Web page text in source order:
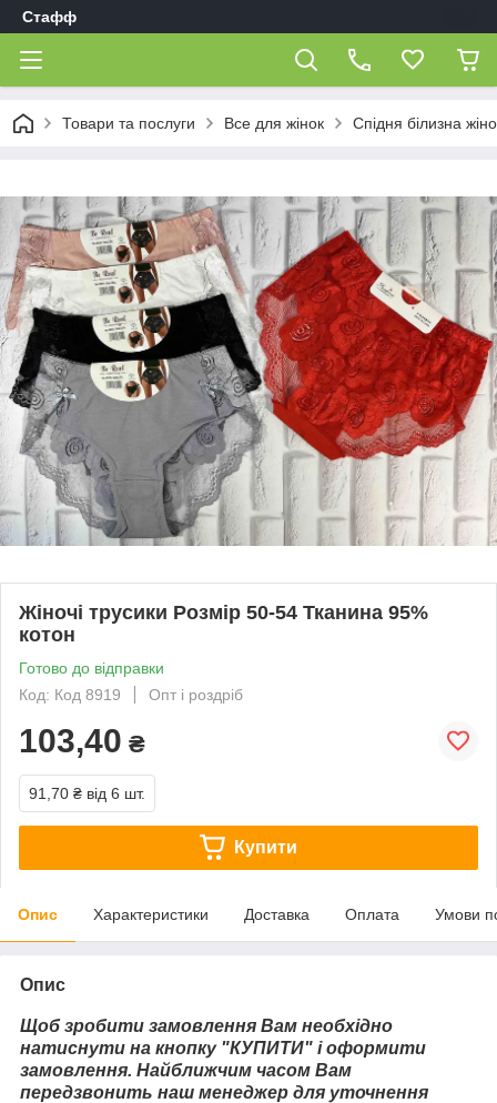
Стафф
Товари та послуги Все для жінок Спідня білизна
Жіночі трусики Розмір 50-54 Тканина 95%
котон
Готово до відправки
Код: Код 8919
Опт і роздріб
103,40 ₴
91,70 ₴ від 6 шт.
Купити
Опис Характеристики Доставка Оплата Умови
Опис
Щоб зробити замовлення Вам необхідно
натиснути на кнопку "КУПИТИ" і оформити
замовлення. Найближчим часом Вам
передзвонить наш менеджер для уточнення